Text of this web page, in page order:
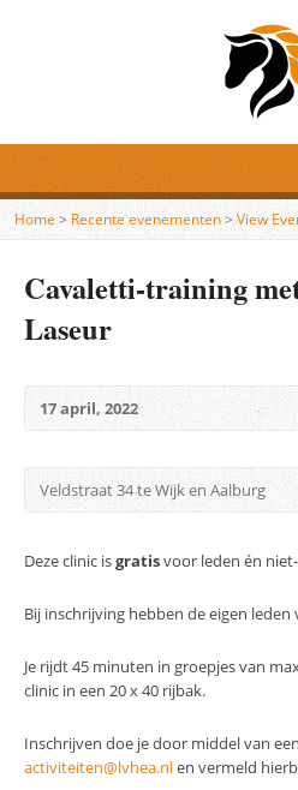
Home > Recente evenementen>View
Cavaletti-training
Laseur
17 april, 2022
Veldstraat 34 te Wijk en Aalburg
Deze clinic isgratisvoor leden én
Bij inschrijving hebben de eigen leden
Je rijdt 45 minuten in groepjes van
clinic in een 20 x 40 rijbak.
Inschrijven doe je door middel van
activiteiten@lvhea.nlen vermeld